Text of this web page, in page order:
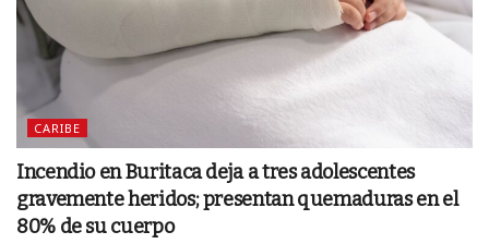
CARIBE
Incendio en Buritaca deja a tres adolescentes
gravemente heridos; presentan quemaduras en el
80% de su cuerpo